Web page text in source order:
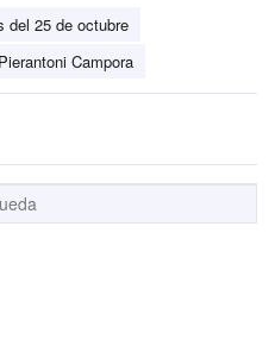
del 25 de octubre
Campora